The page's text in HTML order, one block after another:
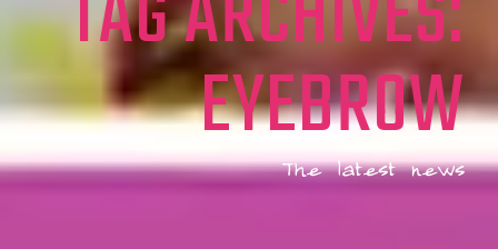
EYEBROW
The latest news